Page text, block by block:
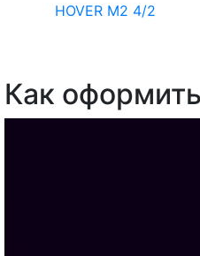
HOVER M2 4/2
Как